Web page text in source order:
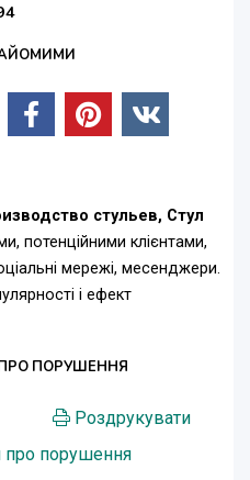
стульев, Стул
потенційними клієнтами,
мережі, месенджери.
і ефект
ПОРУШЕННЯ
Роздрукувати
про порушення